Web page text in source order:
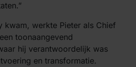
kwam, werkte Pieter als Chief
toonaangevend
hij verantwoordelijk was
en transformatie.